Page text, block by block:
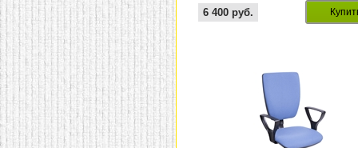
6 400 руб.